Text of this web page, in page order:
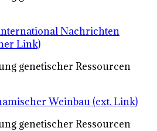
Nachrichten
Link)
genetischer Ressourcen
Weinbau (ext. Link)
genetischer Ressourcen